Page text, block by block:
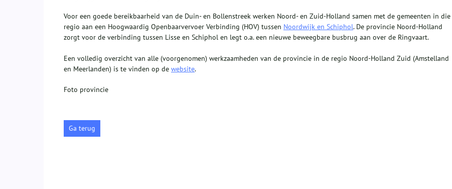
Voor een goede bereikbaarheid van de Duin- en Bollenstreek werken Noord- en Zuid-Holland samen met de gemeenten in die
regio aan een Hoogwaardig Openbaarvervoer Verbinding (HOV) tussen Noordwijk en Schiphol. De provincie Noord-Holland
zorgt voor de verbinding tussen Lisse en Schiphol en legt o.a. een nieuwe beweegbare busbrug aan over de Ringvaart.
Een volledig overzicht van alle (voorgenomen) werkzaamheden van de provincie in de regio Noord-Holland Zuid (Amstelland
en Meerlanden) is te vinden op de website.
Foto provincie
Ga terug